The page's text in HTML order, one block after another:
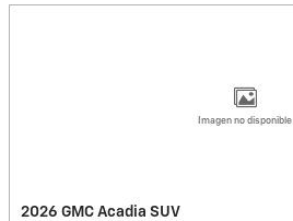
Imagen no disponible
2026 GMC Acadia SUV